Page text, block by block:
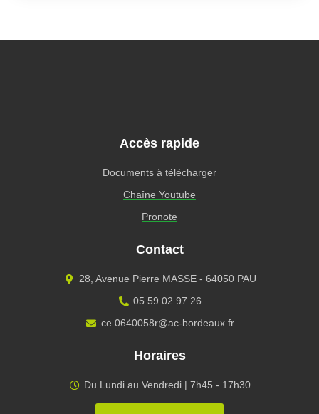
Accès rapide
Documents à télécharger
Chaîne Youtube
Pronote
Contact
28, Avenue Pierre MASSE - 64050 PAU
05 59 02 97 26
ce.0640058r@ac-bordeaux.fr
Horaires
Du Lundi au Vendredi | 7h45 - 17h30